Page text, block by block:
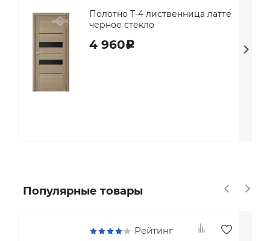
Полотно Т-4 лиственница латте
черное стекло
4 960c
Популярные товары
Рейтинг